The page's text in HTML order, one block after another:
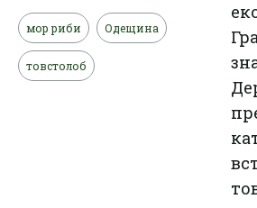
мор риби Одещина
товстолоб